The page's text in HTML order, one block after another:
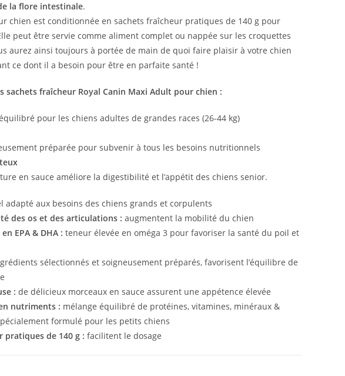
la flore intestinale.
chien est conditionnée en sachets fraîcheur pratiques de 140 g pour
peut être servie comme aliment complet ou nappée sur les croquettes
aurez ainsi toujours à portée de main de quoi faire plaisir à votre chien
ce dont il a besoin pour être en parfaite santé !
sachets fraîcheur Royal Canin Maxi Adult pour chien :
pour les chiens adultes de grandes races (26-44 kg)
préparée pour subvenir à tous les besoins nutritionnels
en sauce améliore la digestibilité et l’appétit des chiens senior.
aux besoins des chiens grands et corpulents
des os et des articulations : augmentent la mobilité du chien
EPA & DHA : teneur élevée en oméga 3 pour favoriser la santé du poil et
sélectionnés et soigneusement préparés, favorisent l’équilibre de
: de délicieux morceaux en sauce assurent une appétence élevée
nutriments : mélange équilibré de protéines, vitamines, minéraux &
formulé pour les petits chiens
pratiques de 140 g : facilitent le dosage